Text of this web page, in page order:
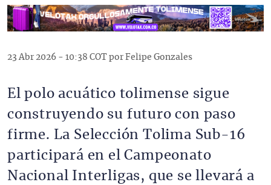
23 Abr 2026 - 10:38 COT por Felipe Gonzales
El polo acuático tolimense sigue
construyendo su futuro con paso
firme. La Selección Tolima Sub-16
participará en el Campeonato
Nacional Interligas, que se llevará a